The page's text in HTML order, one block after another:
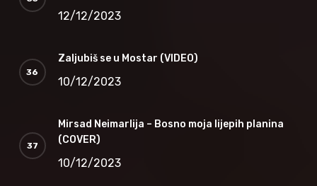
12/12/2023
Zaljubiš se u Mostar (VIDEO)
10/12/2023
Mirsad Neimarlija – Bosno moja lijepih planina
(COVER)
10/12/2023